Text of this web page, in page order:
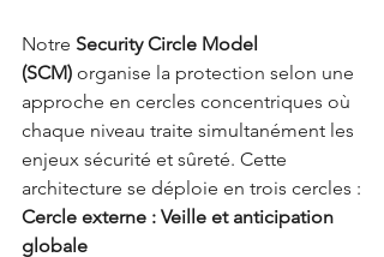
Notre Security Circle Model
(SCM) organise la protection selon une
approche en cercles concentriques où
chaque niveau traite simultanément les
enjeux sécurité et sûreté. Cette
architecture se déploie en trois cercles :
Cercle externe : Veille et anticipation
globale